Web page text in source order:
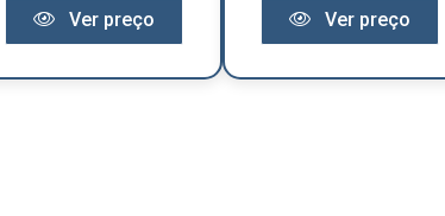
Ver preço Ver preço